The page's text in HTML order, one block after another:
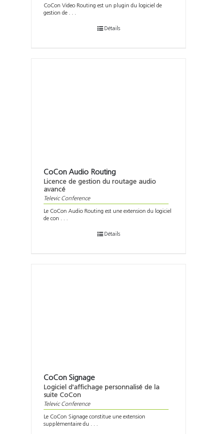
CoCon Video Routing est un plugin du logiciel de
gestion de . . .
Détails
CoCon Audio Routing
Licence de gestion du routage audio
avancé
Televic Conference
Le CoCon Audio Routing est une extension du logiciel
de con . . .
Détails
CoCon Signage
Logiciel d'affichage personnalisé de la
suite CoCon
Televic Conference
Le CoCon Signage constitue une extension
supplémentaire du . . .